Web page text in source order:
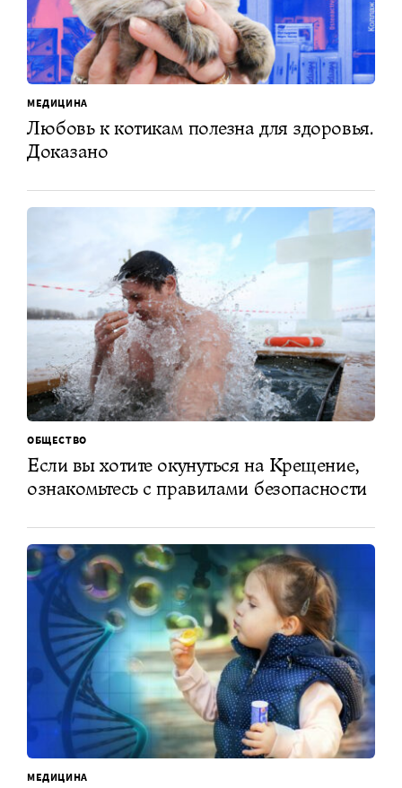
МЕДИЦИНА
Любовь к котикам полезна для здоровья.
Доказано
ОБЩЕСТВО
Если вы хотите окунуться на Крещение,
ознакомьтесь с правилами безопасности
МЕДИЦИНА